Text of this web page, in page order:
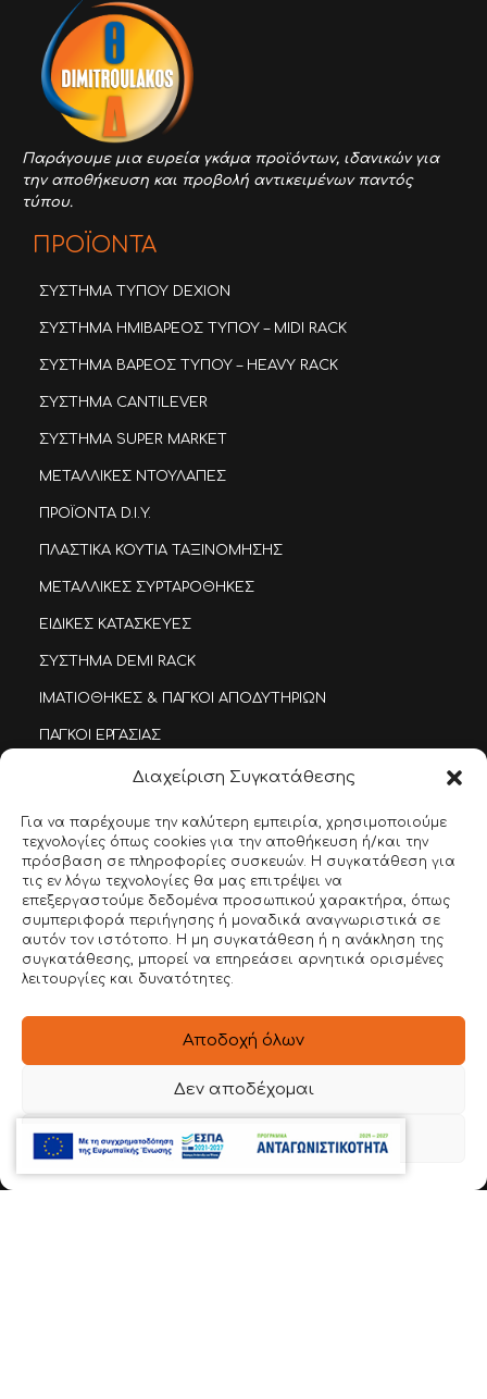
Διαχείριση Συγκατάθεσης
Για να παρέχουμε την καλύτερη εμπειρία, χρησιμοποιούμε
τεχνολογίες όπως cookies για την αποθήκευση ή/και την
πρόσβαση σε πληροφορίες συσκευών. Η συγκατάθεση για
τις εν λόγω τεχνολογίες θα μας επιτρέψει να
επεξεργαστούμε δεδομένα προσωπικού χαρακτήρα, όπως
συμπεριφορά περιήγησης ή μοναδικά αναγνωριστικά σε
αυτόν τον ιστότοπο. Η μη συγκατάθεση ή η ανάκληση της
συγκατάθεσης, μπορεί να επηρεάσει αρνητικά ορισμένες
λειτουργίες και δυνατότητες.
Αποδοχή όλων
Δεν αποδέχομαι
Προβολή προτιμήσεων
Παράγουμε μια ευρεία γκάμα προϊόντων, ιδανικών για
την αποθήκευση και προβολή αντικειμένων παντός
τύπου.
ΠΡΟΪΟΝΤΑ
ΣΥΣΤΗΜΑ ΤΥΠΟΥ DEXION
ΣΥΣΤΗΜΑ ΗΜΙΒΑΡΕΟΣ ΤΥΠΟΥ – MIDI RACK
ΣΥΣΤΗΜΑ ΒΑΡΕΟΣ ΤΥΠΟΥ – HEAVY RACK
ΣΥΣΤΗΜΑ CANTILEVER
ΣΥΣΤΗΜΑ SUPER MARKET
ΜΕΤΑΛΛΙΚΕΣ ΝΤΟΥΛΑΠΕΣ
ΠΡΟΪΟΝΤΑ D.I.Y.
ΠΛΑΣΤΙΚΑ ΚΟΥΤΙΑ ΤΑΞΙΝΟΜΗΣΗΣ
ΜΕΤΑΛΛΙΚΕΣ ΣΥΡΤΑΡΟΘΗΚΕΣ
ΕΙΔΙΚΕΣ ΚΑΤΑΣΚΕΥΕΣ
ΣΥΣΤΗΜΑ DEMI RACK
ΙΜΑΤΙΟΘΗΚΕΣ & ΠΑΓΚΟΙ ΑΠΟΔΥΤΗΡΙΩΝ
ΠΑΓΚΟΙ ΕΡΓΑΣΙΑΣ
INOX DEMI-RACK
SITEMAP
ΑΡΧΙΚΗ
ΕΤΑΙΡΕΙΑ
BOPLAN
ΥΠΗΡΕΣΙΕΣ
ΤΡΟΠΟΣ ΧΡΗΣΗΣ
BLOG
ΕΠΙΚΟΙΝΩΝΙΑ